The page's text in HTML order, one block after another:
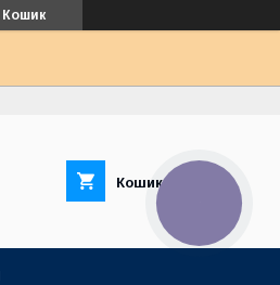
Кошик
Кошик